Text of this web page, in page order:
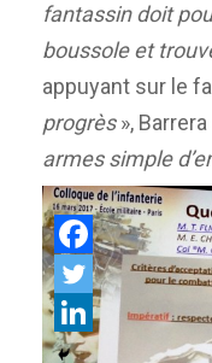
fantassin doit
boussole et
appuyant sur le
progrès»,
armes simple